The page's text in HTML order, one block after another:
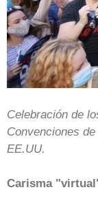
Celebración de
Convenciones
EE.UU.
Carisma